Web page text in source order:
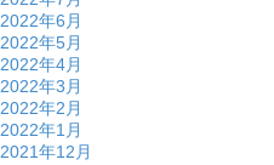
2022年6月
2022年5月
2022年4月
2022年3月
2022年2月
2022年1月
2021年12月